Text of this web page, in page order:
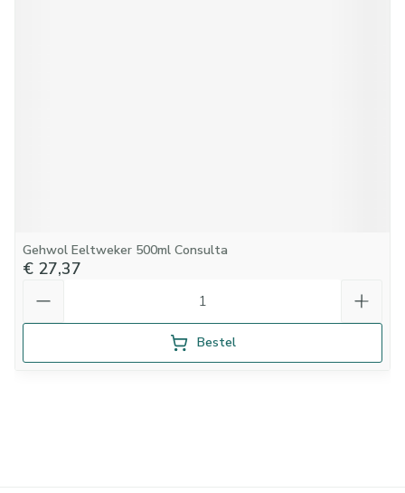
Gehwol Eeltweker 500ml Consulta
€ 27,37
Bestel